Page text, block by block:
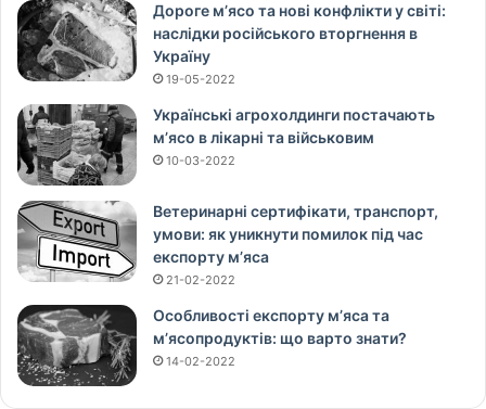
Дороге м’ясо та нові конфлікти у світі:
наслідки російського вторгнення в
Україну
19-05-2022
Українські агрохолдинги постачають
м’ясо в лікарні та військовим
10-03-2022
Ветеринарні сертифікати, транспорт,
умови: як уникнути помилок під час
експорту м’яса
21-02-2022
Особливості експорту м’яса та
м’ясопродуктів: що варто знати?
14-02-2022